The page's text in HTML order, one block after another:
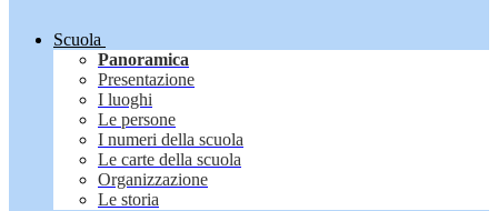
Scuola
Panoramica
Presentazione
I luoghi
Le persone
I numeri della scuola
Le carte della scuola
Organizzazione
Le storia